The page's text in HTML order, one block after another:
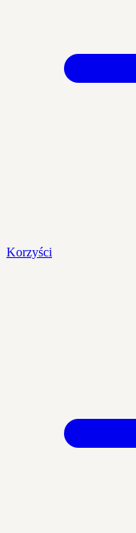
Korzyści